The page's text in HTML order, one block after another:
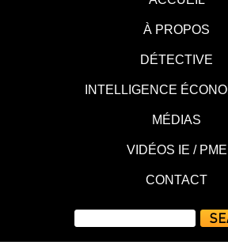
À PROPOS
DÉTECTIVE
INTELLIGENCE
MÉDIAS
VIDÉOS IE / PME
CONTACT